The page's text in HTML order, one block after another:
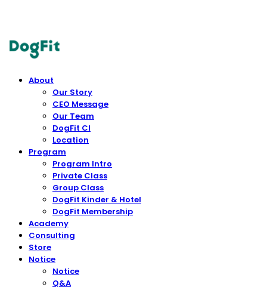
About
Our Story
CEO Message
Our Team
DogFit CI
Location
Program
Program Intro
Private Class
Group Class
DogFit Kinder & Hotel
DogFit Membership
Academy
Consulting
Store
Notice
Notice
Q&A